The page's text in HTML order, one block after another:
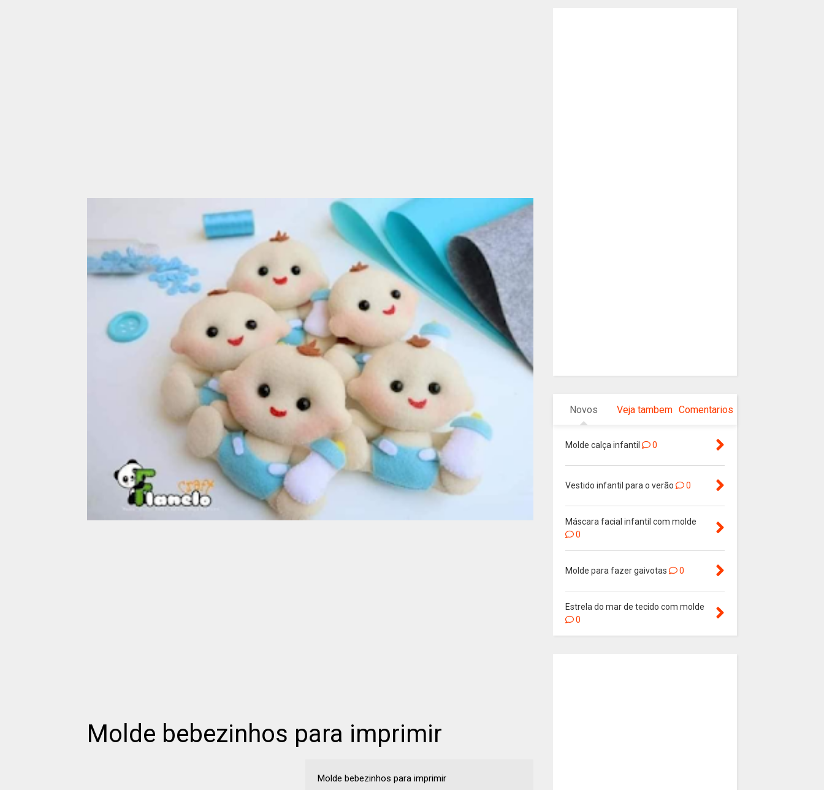
Molde bebezinhos para imprimir
Molde bebezinhos para imprimir
Novos Veja tambem Comentarios
Molde calça infantil 0
Vestido infantil para o verão 0
Máscara facial infantil com molde
0
Molde para fazer gaivotas 0
Estrela do mar de tecido com molde
0